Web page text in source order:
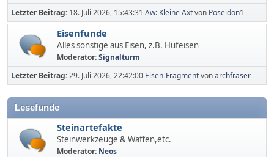
Letzter Beitrag: 18. Juli 2026, 15:43:31 Aw: Kleine Axtvon Poseidon1
Eisenfunde
Alles sonstige aus Eisen, z.B. Hufeisen
Moderator:Signalturm
Letzter Beitrag:29. Juli 2026, 22:42:00 Eisen-Fragmentvonarchfraser
Lesefunde
Steinartefakte
Steinwerkzeuge & Waffen,etc.
Moderator: Neos